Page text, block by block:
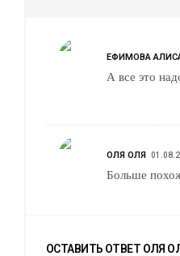
ЕФИМОВА
А все это
ОЛЯ ОЛЯ
Больше
ОСТАВИТЬ ОТВЕТ ОЛЯ